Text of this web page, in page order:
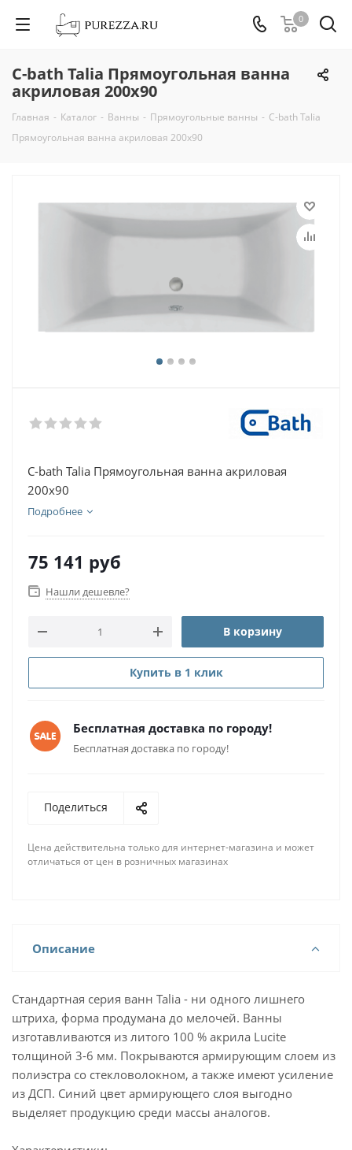
0
С-bath Talia Прямоугольная ванна
акриловая 200х90
Главная - Каталог - Ванны - Прямоугольные ванны - С-bath Talia
Прямоугольная ванна акриловая 200х90
С-bath Talia Прямоугольная ванна акриловая
200х90
Подробнее
75 141 руб
Нашли дешевле?
В корзину
Купить в 1 клик
Бесплатная доставка по городу!
Бесплатная доставка по городу!
Поделиться
Цена действительна только для интернет-магазина и может
отличаться от цен в розничных магазинах
Описание
Стандартная серия ванн Talia - ни одного лишнего
штриха, форма продумана до мелочей. Ванны
изготавливаются из литого 100 % акрила Lucite
толщиной 3-6 мм. Покрываются армирующим слоем из
полиэстра со стекловолокном, а также имеют усиление
из ДСП. Синий цвет армирующего слоя выгодно
выделяет продукцию среди массы аналогов.